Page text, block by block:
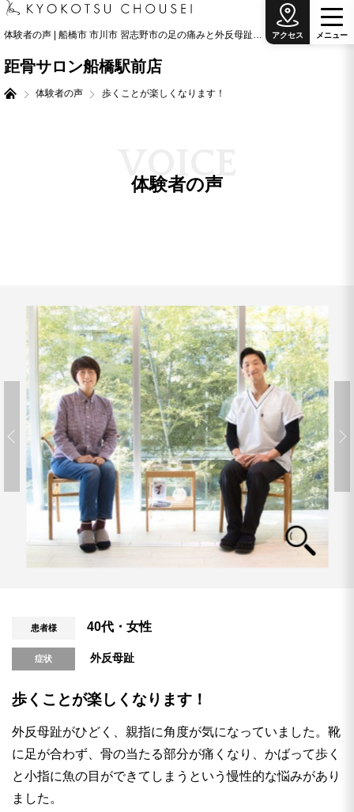
体験者の声 | 船橋市 市川市 習志野市の足の痛みと外反母趾治療の専門院
距骨サロン船橋駅前店
体験者の声 歩くことが楽しくなります！
メニ ュ ー
アクセス
体験者の声
VO I CE
患者様 40代・女性
症状 外反母趾
歩くことが楽しくなります！
外反母趾がひどく、親指に角度が気になっていました。靴
に足が合わず、骨の当たる部分が痛くなり、かばって歩く
と小指に魚の目ができてしまうという慢性的な悩みがあり
ました。